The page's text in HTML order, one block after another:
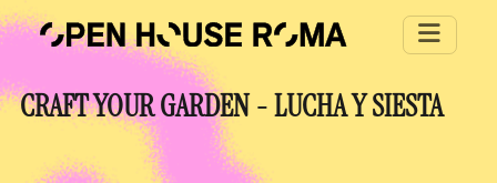
Salta al contenuto principale
CRAFT YOUR GARDEN - LUCHA Y SIESTA